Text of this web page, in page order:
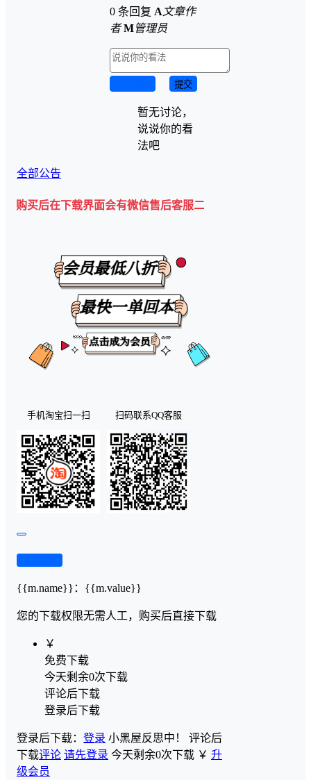
0 条回复 A 文章作
者 M管理员
提交
暂无讨论，
说说你的看
法吧
全部公告
下载界面会有微信售后客服二维码💡
手机淘宝扫一扫 扫码联系QQ客服
{{m.name}} ： {{m.value}}
您的下载权限无需人工，购买后直接下载
￥
免费下载
今天剩余0次下载
评论后下载
登录后下载
登录后下载： 登录 小黑屋反思中！ 评论后
下载评论 请先登录 今天剩余0次下载 ￥ 升
级会员